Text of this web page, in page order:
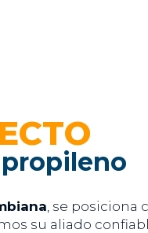
, se posiciona
su aliado